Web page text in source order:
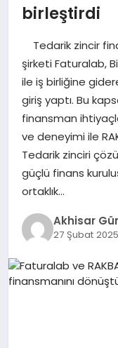
birleştirdi
Tedarik zincir
şirketi Faturalab,
ile iş birliğine
giriş yaptı. Bu
finansman
ve deneyimi ile
Tedarik zinciri
güçlü finans
ortaklık…
Akhisar
27 Şubat 2025